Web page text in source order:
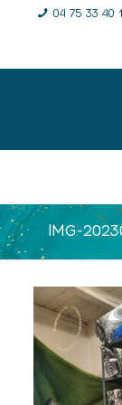
04 75 33 40
IMG-